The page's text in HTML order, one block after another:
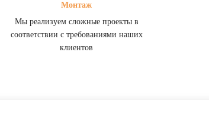
Монтаж
Мы реализуем сложные проекты в
соответствии с требованиями наших
клиентов